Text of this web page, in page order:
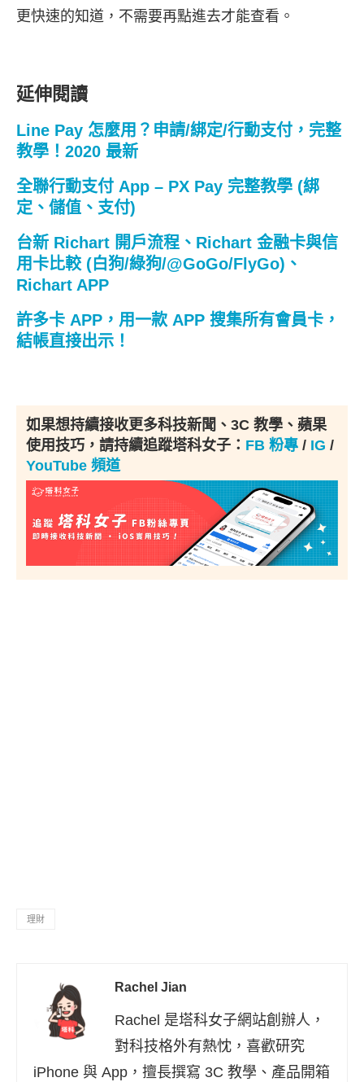
更快速的知道，不需要再點進去才能查看。
延伸閱讀
Line Pay 怎麼用？申請/綁定/行動支付，完整
教學！2020 最新
全聯行動支付 App – PX Pay 完整教學 (綁
定、儲值、支付)
台新 Richart 開戶流程、Richart 金融卡與信
用卡比較 (白狗/綠狗/@GoGo/FlyGo)、
Richart APP
許多卡 APP，用一款 APP 搜集所有會員卡，
結帳直接出示！
如果想持續接收更多科技新聞、3C 教學、蘋果
使用技巧，請持續追蹤塔科女子： FB 粉專 / IG /
YouTube 頻道
理財
Rachel Jian
Rachel 是塔科女子網站創辦人，
對科技格外有熱忱，喜歡研究
iPhone 與 App，擅長撰寫 3C 教學、產品開箱